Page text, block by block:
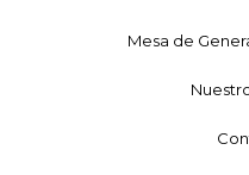
Mesa de